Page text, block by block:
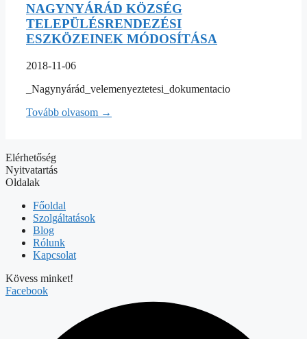
NAGYNYÁRÁD KÖZSÉG
TELEPÜLÉSRENDEZÉSI
ESZKÖZEINEK MÓDOSÍTÁSA
2018-11-06
_Nagynyárád_velemenyeztetesi_dokumentacio
Tovább olvasom →
Elérhetőség
Nyitvatartás
Oldalak
Főoldal
Szolgáltatások
Blog
Rólunk
Kapcsolat
Kövess minket!
Facebook